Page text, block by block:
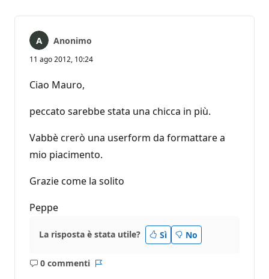
Anonimo
11 ago 2012, 10:24
Ciao Mauro,
peccato sarebbe stata una chicca in più.
Vabbè crerò una userform da formattare a
mio piacimento.
Grazie come la solito
Peppe
La risposta è stata utile? Sì No
0 commenti
Nessun